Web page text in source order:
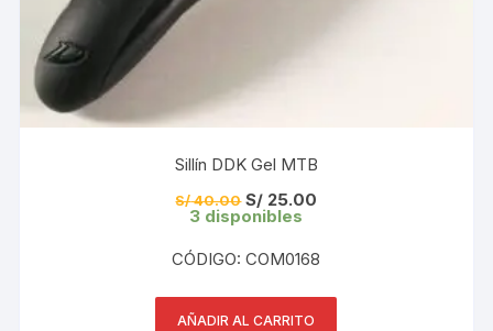
Sillín DDK Gel MTB
S/40.00 El
precio
era:
S/ 40.00.
S/ 25.00
es:
S/ 25.00.
3 disponibles
CÓDIGO: COM0168
AÑADIR AL CARRITO